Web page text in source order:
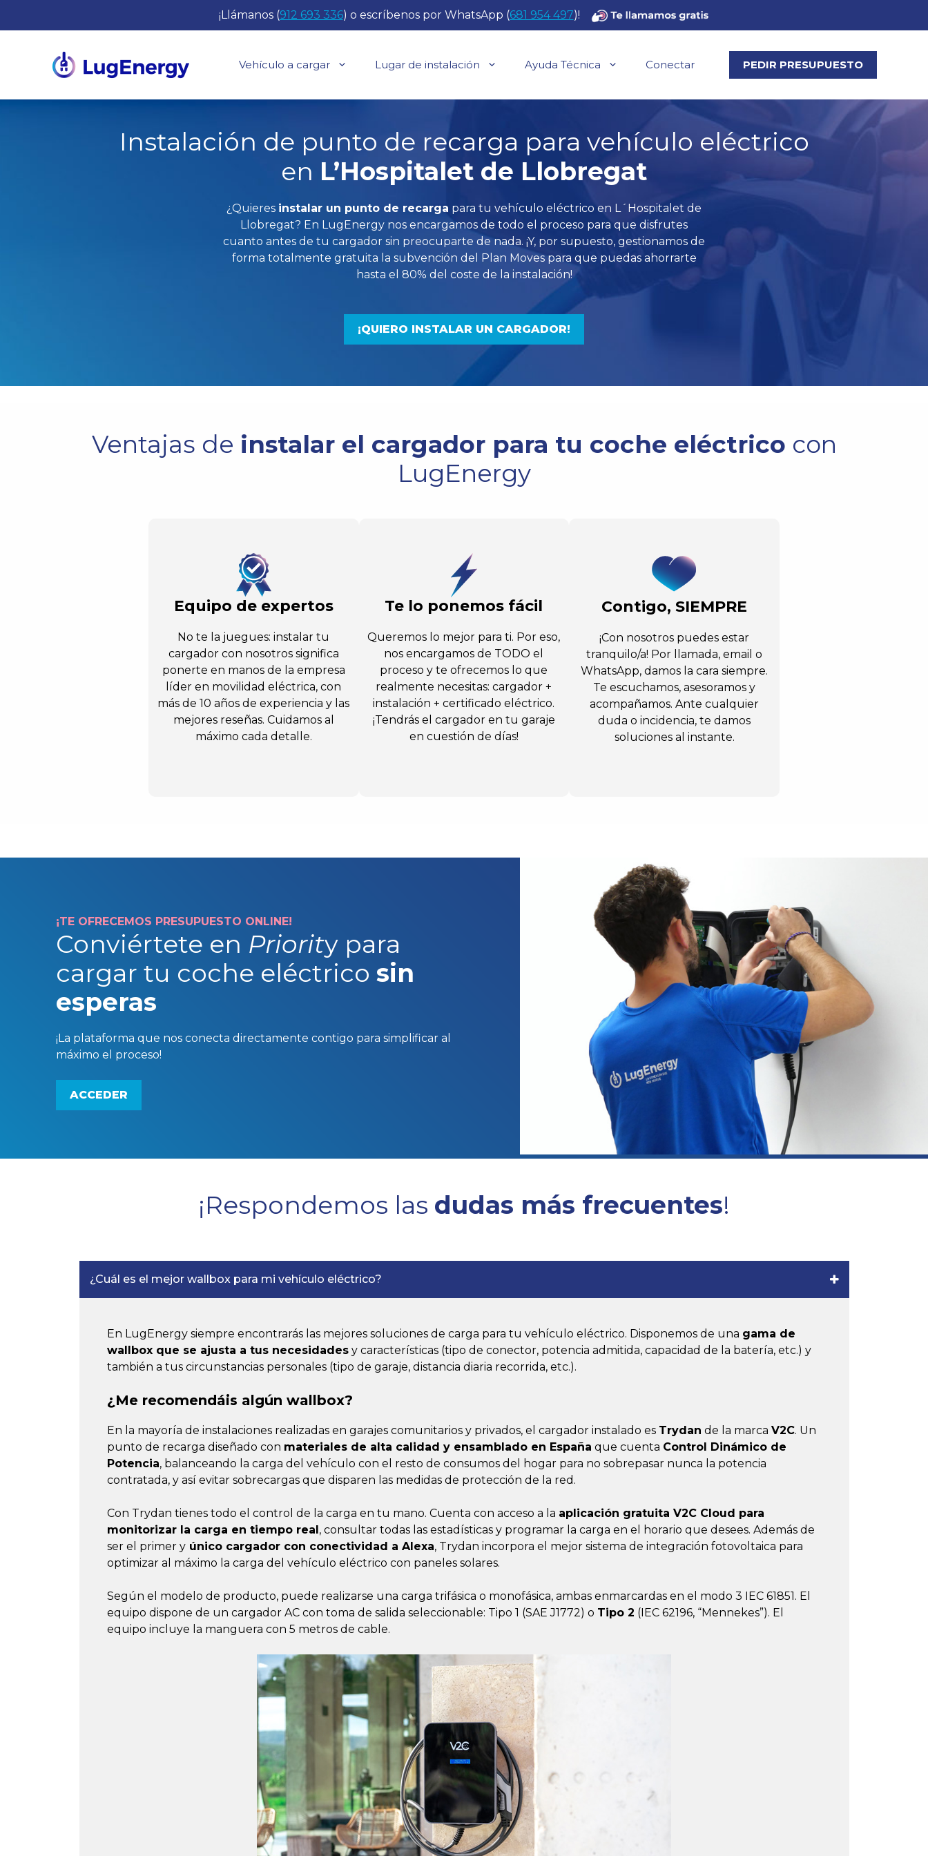
¡Llámanos (912 693 336) o escríbenos por WhatsApp (681 954 497)!
Vehículo a cargar Lugar de instalación Ayuda Técnica Conectar PEDIR PRESUPUESTO
Instalación de punto de recarga para vehículo eléctrico
en L’Hospitalet de Llobregat
¿Quieres instalar un punto de recarga para tu vehículo eléctrico en L´Hospitalet de
Llobregat? En LugEnergy nos encargamos de todo el proceso para que disfrutes
cuanto antes de tu cargador sin preocuparte de nada. ¡Y, por supuesto, gestionamos de
forma totalmente gratuita la subvención del Plan Moves para que puedas ahorrarte
hasta el 80% del coste de la instalación!
¡QUIERO INSTALAR UN CARGADOR!
Ventajas de instalar el cargador para tu coche eléctrico con
LugEnergy
Equipo de expertos
No te la juegues: instalar tu
cargador con nosotros significa
ponerte en manos de la empresa
líder en movilidad eléctrica, con
más de 10 años de experiencia y las
mejores reseñas. Cuidamos al
máximo cada detalle.
Te lo ponemos fácil
Queremos lo mejor para ti. Por eso,
nos encargamos de TODO el
proceso y te ofrecemos lo que
realmente necesitas: cargador +
instalación + certificado eléctrico.
¡Tendrás el cargador en tu garaje
en cuestión de días!
Contigo, SIEMPRE
¡Con nosotros puedes estar
tranquilo/a! Por llamada, email o
WhatsApp, damos la cara siempre.
Te escuchamos, asesoramos y
acompañamos. Ante cualquier
duda o incidencia, te damos
soluciones al instante.
¡TE OFRECEMOS PRESUPUESTO ONLINE!
Conviértete en Priority para
cargar tu coche eléctrico sin
esperas
¡La plataforma que nos conecta directamente contigo para simplificar al
máximo el proceso!
ACCEDER
¡Respondemos las dudas más frecuentes!
¿Cuál es el mejor wallbox para mi vehículo eléctrico?
En LugEnergy siempre encontrarás las mejores soluciones de carga para tu vehículo eléctrico. Disponemos de una gama de
wallbox que se ajusta a tus necesidadesy características (tipo de conector, potencia admitida, capacidad de la batería, etc.) y
también a tus circunstancias personales (tipo de garaje, distancia diaria recorrida, etc.).
¿Me recomendáis algún wallbox?
En la mayoría de instalaciones realizadas en garajes comunitarios y privados, el cargador instalado es Trydan de la marca V2C. Un
punto de recarga diseñado con materiales de alta calidad y ensamblado en España que cuenta Control Dinámico de
Potencia, balanceando la carga del vehículo con el resto de consumos del hogar para no sobrepasar nunca la potencia
contratada, y así evitar sobrecargas que disparen las medidas de protección de la red.
Con Trydan tienes todo el control de la carga en tu mano. Cuenta con acceso a la aplicación gratuita V2C Cloud para
monitorizar la carga en tiempo real, consultar todas las estadísticas y programar la carga en el horario que desees. Además de
ser el primer yúnico cargador con conectividad a Alexa, Trydan incorpora el mejor sistema de integración fotovoltaica para
optimizar al máximo la carga del vehículo eléctrico con paneles solares.
Según el modelo de producto, puede realizarse una carga trifásica o monofásica, ambas enmarcardas en el modo 3 IEC 61851. El
equipo dispone de un cargador AC con toma de salida seleccionable: Tipo 1 (SAE J1772) o Tipo 2 (IEC 62196, “Mennekes”). El
equipo incluye la manguera con 5 metros de cable.